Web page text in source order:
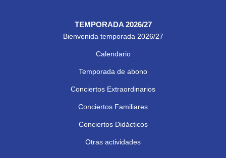
TEMPORADA 2026/27
Bienvenida temporada 2026/27
Calendario
Temporada de abono
Conciertos Extraordinarios
Conciertos Familiares
Conciertos Didácticos
Otras actividades